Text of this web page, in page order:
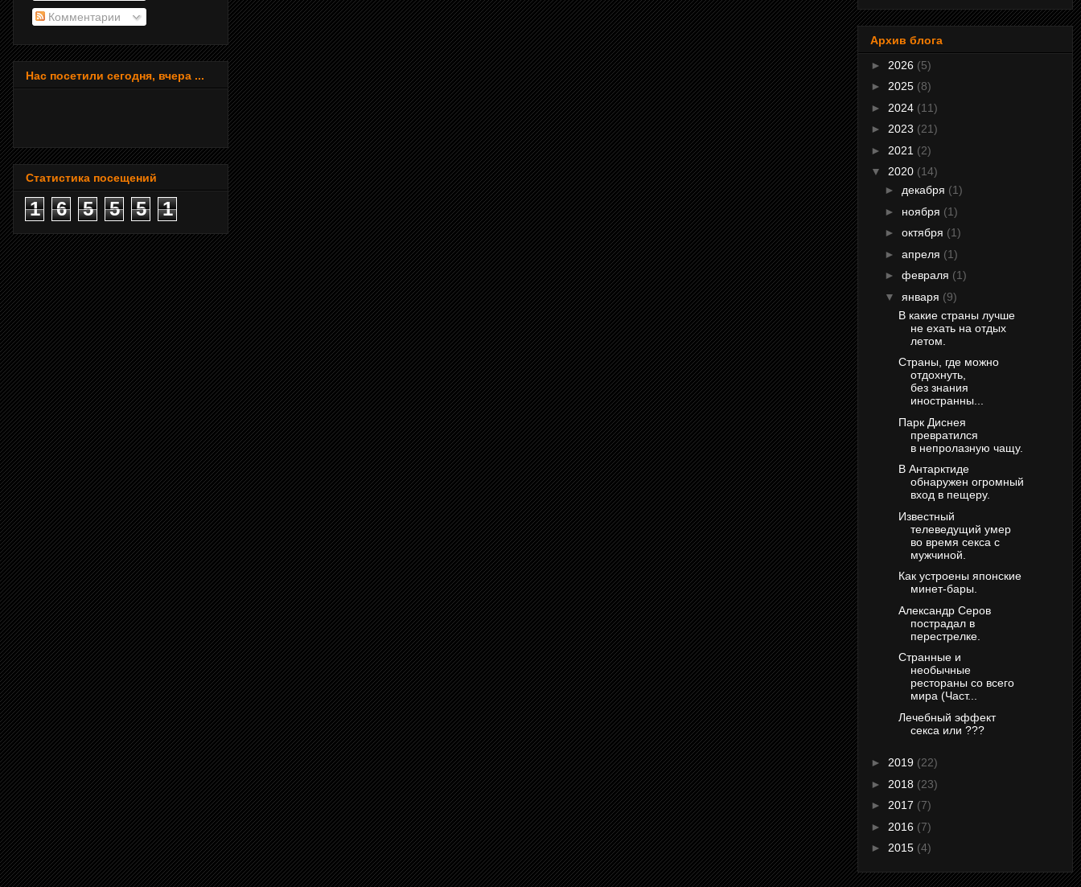
Комментарии
Нас посетили сегодня, вчера ...
Статистика посещений
1 6 5 5 5 1
Архив блога
► 2026 (5)
► 2025 (8)
► 2024 (11)
► 2023 (21)
► 2021 (2)
▼ 2020 (14)
► декабря (1)
► ноября (1)
► октября (1)
► апреля (1)
► февраля (1)
▼ января (9)
В какие страны лучше
не ехать на отдых
летом.
Страны, где можно
отдохнуть,
без знания
иностранны...
Парк Диснея
превратился
в непролазную чащу.
В Антарктиде
обнаружен огромный
вход в пещеру.
Известный
телеведущий умер
во время секса с
мужчиной.
Как устроены японские
минет-бары.
Александр Серов
пострадал в
перестрелке.
Странные и
необычные
рестораны со всего
мира (Част...
Лечебный эффект
секса или ???
► 2019 (22)
► 2018 (23)
► 2017 (7)
► 2016 (7)
► 2015 (4)